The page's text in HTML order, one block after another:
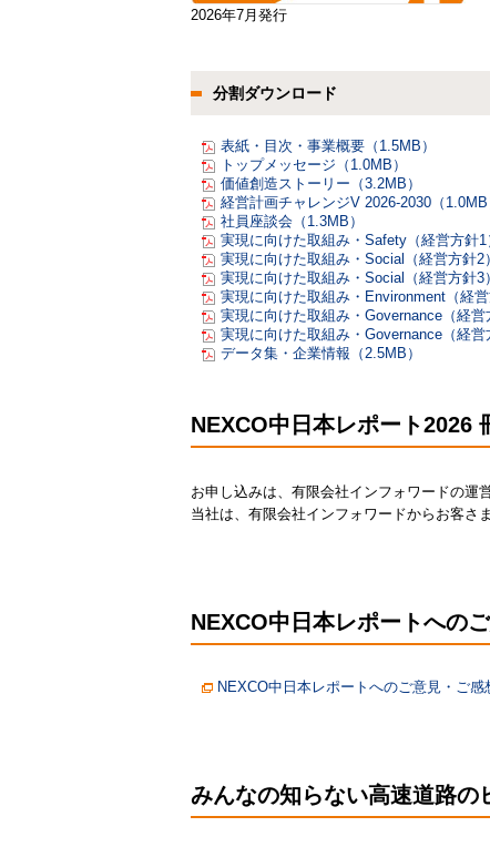
2026年7月発行
分割ダウンロード
表紙・目次・事業概要（1.5MB）
トップメッセージ（1.0MB）
価値創造ストーリー（3.2MB）
経営計画チャレンジV 2026-2030（1.0MB
社員座談会（1.3MB）
実現に向けた取組み・Safety（経営方針1
実現に向けた取組み・Social（経営方針2
実現に向けた取組み・Social（経営方針3
実現に向けた取組み・Environment（経営
実現に向けた取組み・Governance（経営
実現に向けた取組み・Governance（経営
データ集・企業情報（2.5MB）
NEXCO中日本レポート2026
お申し込みは、有限会社インフォワードの運
当社は、有限会社インフォワードからお客さ
NEXCO中日本レポートへの
NEXCO中日本レポートへのご意見・ご
みんなの知らない高速道路の